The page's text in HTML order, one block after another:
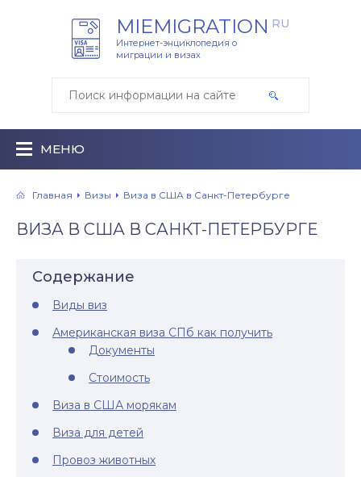
MIEMIGRATION RU
Интернет-энциклопедия о
миграции и визах
МЕНЮ
Главная Визы Виза в США в Санкт-Петербурге
ВИЗА В США В САНКТ-ПЕТЕРБУРГЕ
Содержание
Виды виз
Американская виза СПб как получить
Документы
Стоимость
Виза в США морякам
Виза для детей
Провоз животных